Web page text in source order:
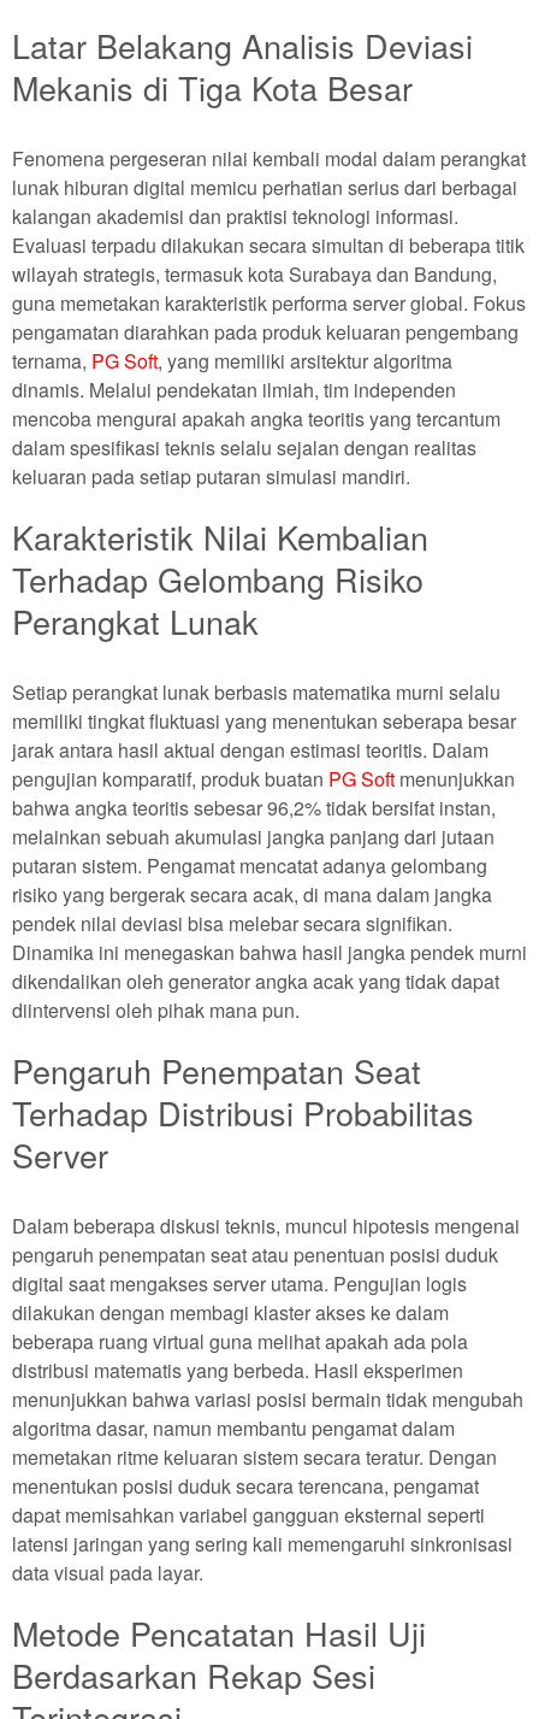
Latar Belakang Analisis Deviasi
Mekanis di Tiga Kota Besar
Fenomena pergeseran nilai kembali modal dalam perangkat
lunak hiburan digital memicu perhatian serius dari berbagai
kalangan akademisi dan praktisi teknologi informasi.
Evaluasi terpadu dilakukan secara simultan di beberapa titik
wilayah strategis, termasuk kota Surabaya dan Bandung,
guna memetakan karakteristik performa server global. Fokus
pengamatan diarahkan pada produk keluaran pengembang
ternama, PG Soft, yang memiliki arsitektur algoritma
dinamis. Melalui pendekatan ilmiah, tim independen
mencoba mengurai apakah angka teoritis yang tercantum
dalam spesifikasi teknis selalu sejalan dengan realitas
keluaran pada setiap putaran simulasi mandiri.
Karakteristik Nilai Kembalian
Terhadap Gelombang Risiko
Perangkat Lunak
Setiap perangkat lunak berbasis matematika murni selalu
memiliki tingkat fluktuasi yang menentukan seberapa besar
jarak antara hasil aktual dengan estimasi teoritis. Dalam
pengujian komparatif, produk buatan PG Soft menunjukkan
bahwa angka teoritis sebesar 96,2% tidak bersifat instan,
melainkan sebuah akumulasi jangka panjang dari jutaan
putaran sistem. Pengamat mencatat adanya gelombang
risiko yang bergerak secara acak, di mana dalam jangka
pendek nilai deviasi bisa melebar secara signifikan.
Dinamika ini menegaskan bahwa hasil jangka pendek murni
dikendalikan oleh generator angka acak yang tidak dapat
diintervensi oleh pihak mana pun.
Pengaruh Penempatan Seat
Terhadap Distribusi Probabilitas
Server
Dalam beberapa diskusi teknis, muncul hipotesis mengenai
pengaruh penempatan seat atau penentuan posisi duduk
digital saat mengakses server utama. Pengujian logis
dilakukan dengan membagi klaster akses ke dalam
beberapa ruang virtual guna melihat apakah ada pola
distribusi matematis yang berbeda. Hasil eksperimen
menunjukkan bahwa variasi posisi bermain tidak mengubah
algoritma dasar, namun membantu pengamat dalam
memetakan ritme keluaran sistem secara teratur. Dengan
menentukan posisi duduk secara terencana, pengamat
dapat memisahkan variabel gangguan eksternal seperti
latensi jaringan yang sering kali memengaruhi sinkronisasi
data visual pada layar.
Metode Pencatatan Hasil Uji
Berdasarkan Rekap Sesi